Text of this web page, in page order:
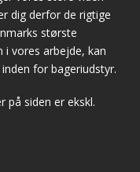
dig derfor de rigtige
største
vores arbejde, kan
for bageriudstyr.
på siden er ekskl.